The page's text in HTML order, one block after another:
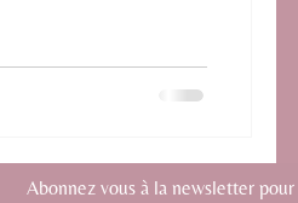
Abonnez vous à la newsletter